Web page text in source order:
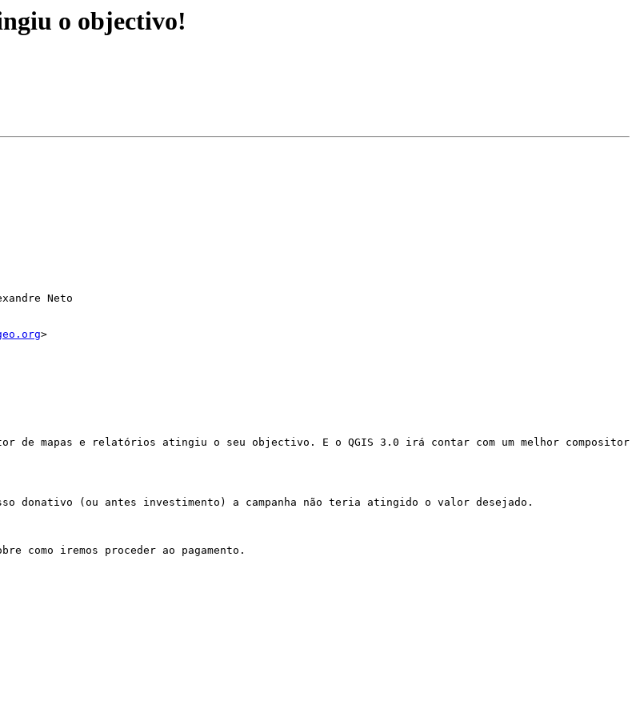
o objectivo!
Neto
>
de mapas e relatórios atingiu o seu objectivo. E o QGIS 3.0 irá contar com um melhor compositor
donativo (ou antes investimento) a campanha não teria atingido o valor desejado.
como iremos proceder ao pagamento.